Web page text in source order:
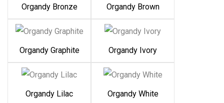
Organdy Bronze Organdy Brown
Organdy Graphite Organdy Ivory
Organdy Lilac Organdy White